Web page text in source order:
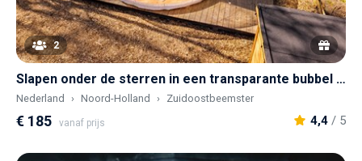
2
Slapen onder de sterren in een transparante bubbel met hottub, verscholen in een privébos
Nederland Noord-Holland Zuidoostbeemster
€ 185 vanaf prijs 4,4 / 5